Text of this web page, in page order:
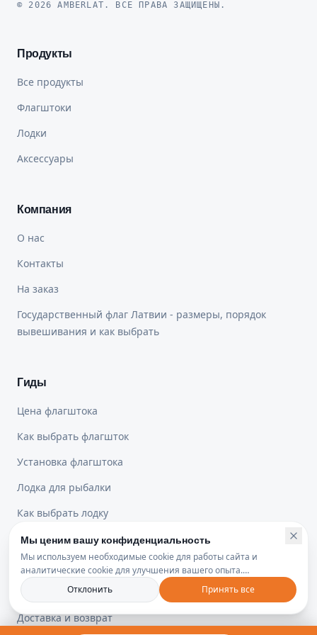
© 2026 AMBERLAT. ВСЕ ПРАВА ЗАЩИЩЕНЫ.
Продукты
Все продукты
Флагштоки
Лодки
Аксессуары
Компания
О нас
Контакты
На заказ
Государственный флаг Латвии - размеры, порядок
вывешивания и как выбрать
Гиды
Цена флагштока
Как выбрать флагшток
Установка флагштока
Лодка для рыбалки
Как выбрать лодку
Юридическая информация
Политика конфиденциальности
Доставка и возврат
Мы ценим вашу конфиденциальность
Мы используем необходимые cookie для работы сайта и
аналитические cookie для улучшения вашего опыта.
Политика конфиденциальности
Отклонить Принять все